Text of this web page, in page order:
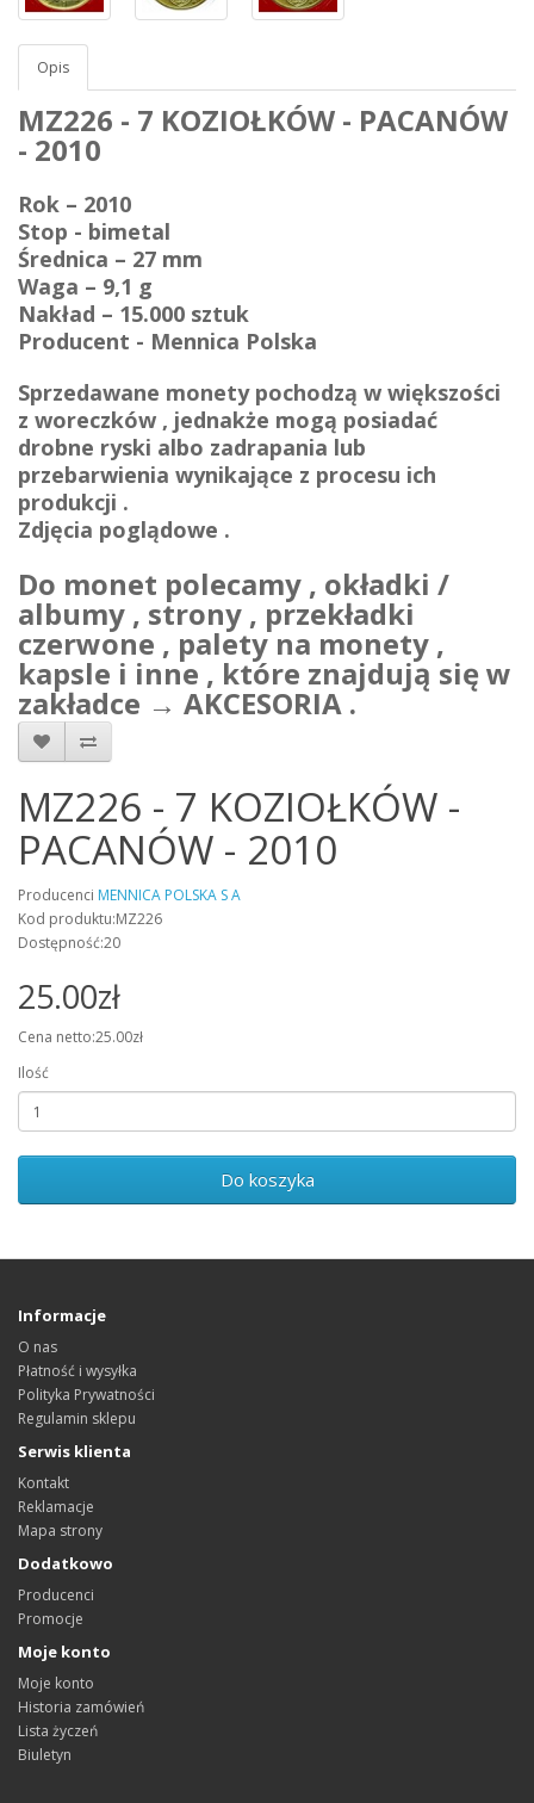
Opis
MZ226 - 7 KOZIOŁKÓW - PACANÓW
- 2010
Rok – 2010
Stop - bimetal
Średnica – 27 mm
Waga – 9,1 g
Nakład – 15.000 sztuk
Producent - Mennica Polska
Sprzedawane monety pochodzą w większości
z woreczków , jednakże mogą posiadać
drobne ryski albo zadrapania lub
przebarwienia wynikające z procesu ich
produkcji .
Zdjęcia poglądowe .
Do monet polecamy , okładki /
albumy , strony , przekładki
czerwone , palety na monety ,
kapsle i inne , które znajdują się w
zakładce → AKCESORIA .
MZ226 - 7 KOZIOŁKÓW -
PACANÓW - 2010
Producenci MENNICA POLSKA S A
Kod produktu:MZ226
Dostępność:20
25.00zł
Cena netto:25.00zł
Ilość
Do koszyka
Informacje
O nas
Płatność i wysyłka
Polityka Prywatności
Regulamin sklepu
Serwis klienta
Kontakt
Reklamacje
Mapa strony
Dodatkowo
Producenci
Promocje
Moje konto
Moje konto
Historia zamówień
Lista życzeń
Biuletyn